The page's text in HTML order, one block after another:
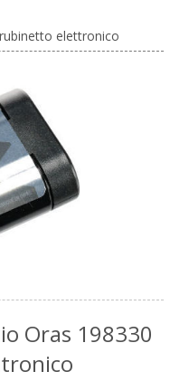
elettronico
Oras 198330